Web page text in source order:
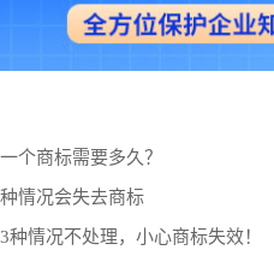
个商标需要多久？
情况会失去商标
情况不处理，小心商标失效！